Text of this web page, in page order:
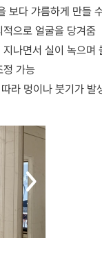
보다 갸름하게 만들
으로 얼굴을 당겨줌
나면서 실이 녹으며
정 가능
라 멍이나 붓기가 발